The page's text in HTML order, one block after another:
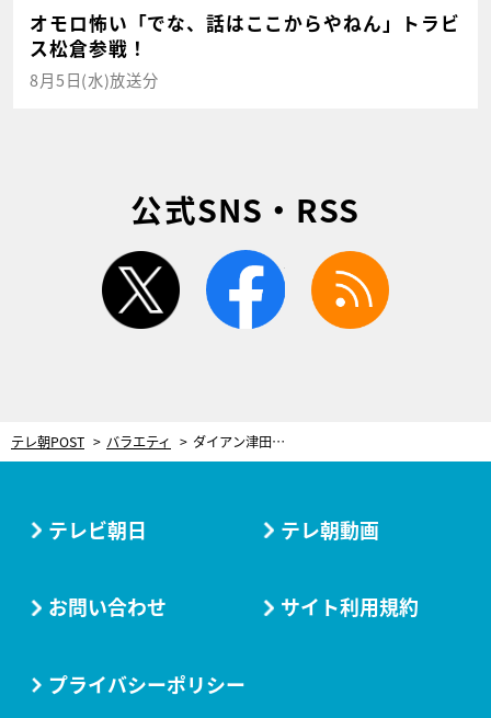
オモロ怖い「でな、話はここからやねん」トラビ
ス松倉参戦！
8月5日(水)放送分
公式SNS・RSS
twitter facebook
テレ朝POST バラエティ ダイアン津田、収録中の発言にスタジオ大クレーム！「ツッコミでもなんでもないよ」
テレビ朝日 テレ朝動画
お問い合わせ サイト利用規約
プライバシーポリシー